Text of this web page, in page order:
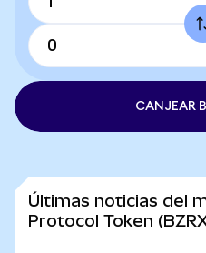
CANJEAR
Últimas noticias del
Protocol Token